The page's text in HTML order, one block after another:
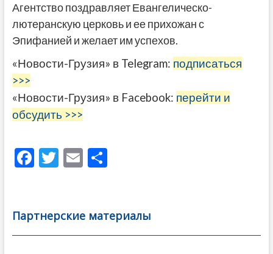
Агентство поздравляет Евангелическо-
лютеранскую церковь и ее прихожан с
Эпифанией и желает им успехов.
«Новости-Грузия» в Telegram: подписаться
>>>
«Новости-Грузия» в Facebook: перейти и
обсудить >>>
F
b
o
T
er
E
l
О
а
в
Партнерские материалы